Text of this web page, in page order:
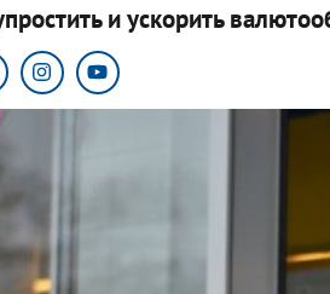
и ускорить